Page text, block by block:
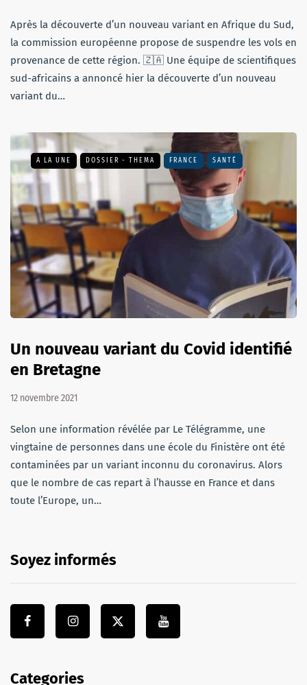
Après la découverte d’un nouveau variant en Afrique du Sud,
la commission européenne propose de suspendre les vols en
provenance de cette région. 🇿🇦 Une équipe de scientifiques
sud-africains a annoncé hier la découverte d’un nouveau
variant du…
A LA UNE DOSSIER - THEMA FRANCE SANTÉ
Un nouveau variant du Covid identifié
en Bretagne
12 novembre 2021
Selon une information révélée par Le Télégramme, une
vingtaine de personnes dans une école du Finistère ont été
contaminées par un variant inconnu du coronavirus. Alors
que le nombre de cas repart à l’hausse en France et dans
toute l’Europe, un…
Soyez informés
Categories